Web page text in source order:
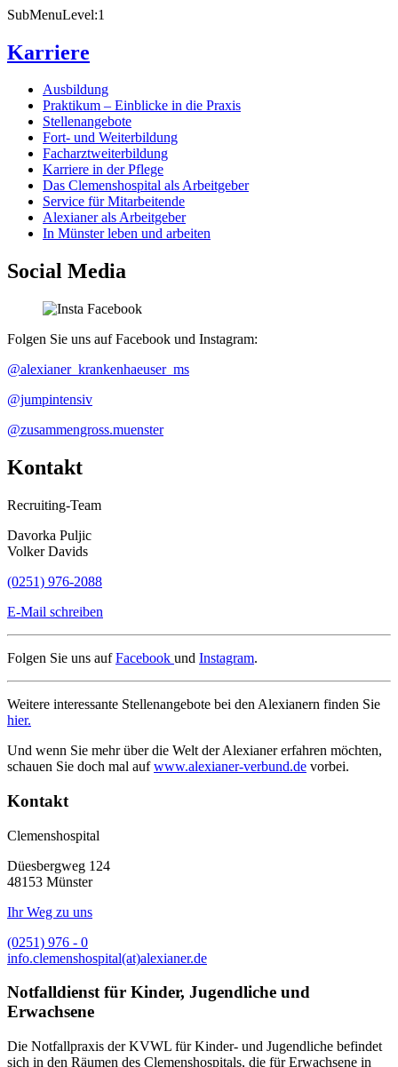
SubMenuLevel:1
Karriere
Ausbildung
Praktikum – Einblicke in die Praxis
Stellenangebote
Fort- und Weiterbildung
Facharztweiterbildung
Karriere in der Pflege
Das Clemenshospital als Arbeitgeber
Service für Mitarbeitende
Alexianer als Arbeitgeber
In Münster leben und arbeiten
Social Media
Folgen Sie uns auf Facebook und Instagram:
@alexianer_krankenhaeuser_ms
@jumpintensiv
@zusammengross.muenster
Kontakt
Recruiting-Team
Davorka Puljic
Volker Davids
(0251) 976-2088
E-Mail schreiben
Folgen Sie uns aufFacebook und Instagram.
Weitere interessante Stellenangebote bei den Alexianern finden Sie
hier.
Und wenn Sie mehr über die Welt der Alexianer erfahren möchten,
schauen Sie doch mal aufwww.alexianer-verbund.de vorbei.
Kontakt
Clemenshospital
Düesbergweg 124
48153 Münster
Ihr Weg zu uns
(0251) 976 - 0
info.clemenshospital(at)alexianer.de
Notfalldienst für Kinder, Jugendliche und
Erwachsene
Die Notfallpraxis der KVWL für Kinder- und Jugendliche befindet
sich in den Räumen des Clemenshospitals, die für Erwachsene in